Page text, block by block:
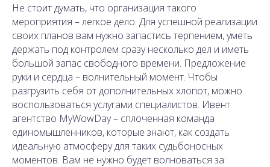
Не стоит думать, что организация такого
мероприятия – легкое дело. Для успешной реализации
своих планов вам нужно запастись терпением, уметь
держать под контролем сразу несколько дел и иметь
большой запас свободного времени. Предложение
руки и сердца – волнительный момент. Чтобы
разгрузить себя от дополнительных хлопот, можно
воспользоваться услугами специалистов. Ивент
агентство MyWowDay – сплоченная команда
единомышленников, которые знают, как создать
идеальную атмосферу для таких судьбоносных
моментов. Вам не нужно будет волноваться за: